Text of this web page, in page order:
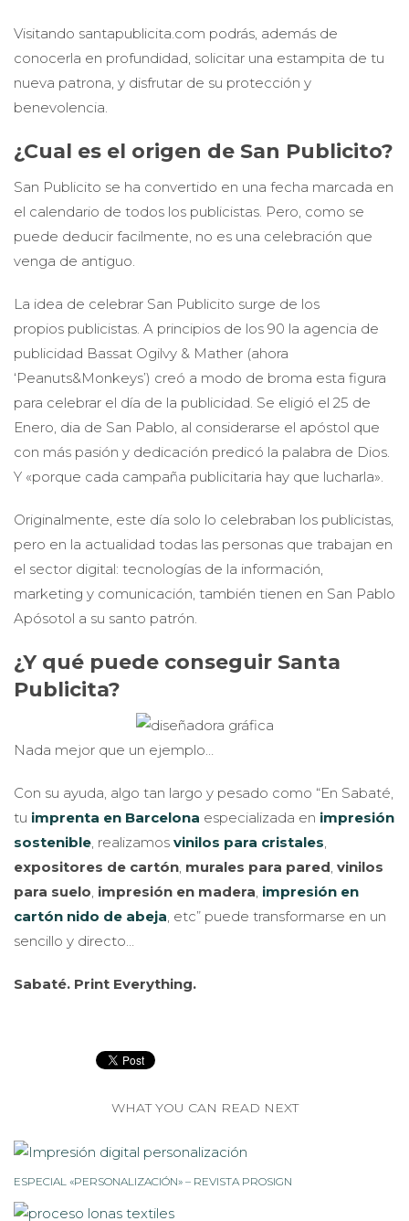
Visitando santapublicita.com podrás, además de
conocerla en profundidad, solicitar una estampita de tu
nueva patrona, y disfrutar de su protección y
benevolencia.
¿Cual es el origen de San Publicito?
San Publicito se ha convertido en una fecha marcada en
el calendario de todos los publicistas. Pero, como se
puede deducir facilmente, no es una celebración que
venga de antiguo.
La idea de celebrar San Publicito surge de los
propios publicistas. A principios de los 90 la agencia de
publicidad Bassat Ogilvy & Mather (ahora
‘Peanuts&Monkeys’) creó a modo de broma esta figura
para celebrar el día de la publicidad. Se eligió el 25 de
Enero, dia de San Pablo, al considerarse el apóstol que
con más pasión y dedicación predicó la palabra de Dios.
Y «porque cada campaña publicitaria hay que lucharla».
Originalmente, este día solo lo celebraban los publicistas,
pero en la actualidad todas las personas que trabajan en
el sector digital: tecnologías de la información,
marketing y comunicación, también tienen en San Pablo
Apósotol a su santo patrón.
¿Y qué puede conseguir Santa
Publicita?
Nada mejor que un ejemplo…
Con su ayuda, algo tan largo y pesado como “En Sabaté,
tu imprenta en Barcelona especializada en impresión
sostenible , realizamos vinilos para cristales
expositores de cartón murales para pared vinilos
para suelo impresión en madera impresión en
cartón nido de abeja , etc” puede transformarse en un
sencillo y directo…
Sabaté. Print Everything.
WHAT YOU CAN READ NEXT
ESPECIAL «PERSONALIZACIÓN» – REVISTA PROSIGN